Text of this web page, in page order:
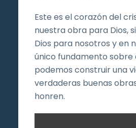
Este es el corazón del
nuestra obra para Dios,
Dios para nosotros y en
único fundamento sobre
podemos construir una
verdaderas buenas
honren.